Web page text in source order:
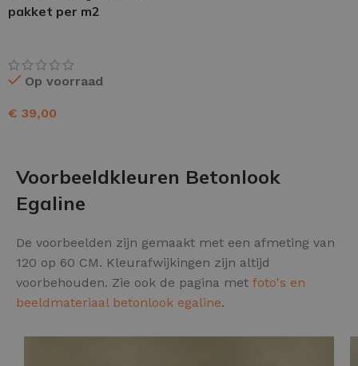
pakket per m2
Op voorraad
€ 39,00
Voorbeeldkleuren Betonlook
Egaline
De voorbeelden zijn gemaakt met een afmeting van
120 op 60 CM. Kleurafwijkingen zijn altijd
voorbehouden. Zie ook de pagina met foto's en
beeldmateriaal betonlook egaline.